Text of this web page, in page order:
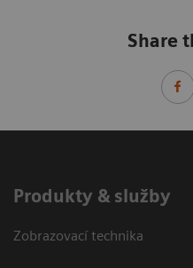
Share
Produkty & služby
Zobrazovací technika